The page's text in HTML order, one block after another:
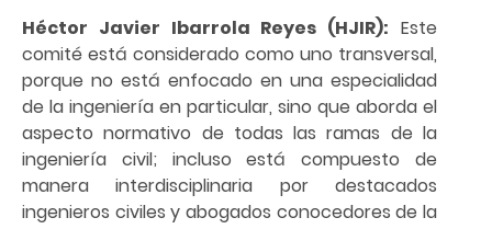
Héctor Javier Ibarrola Reyes (HJIR): Este
comité está considerado como uno transversal,
porque no está enfocado en una especialidad
de la ingeniería en particular, sino que aborda el
aspecto normativo de todas las ramas de la
ingeniería civil; incluso está compuesto de
manera interdisciplinaria por destacados
ingenieros civiles y abogados conocedores de la